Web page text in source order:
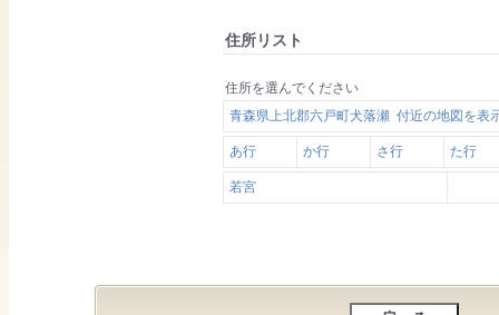
住所リスト
住所を選んでください
青森県上北郡六戸町犬落瀬 付近の地図を表
あ行 か行 さ行 た行
若宮